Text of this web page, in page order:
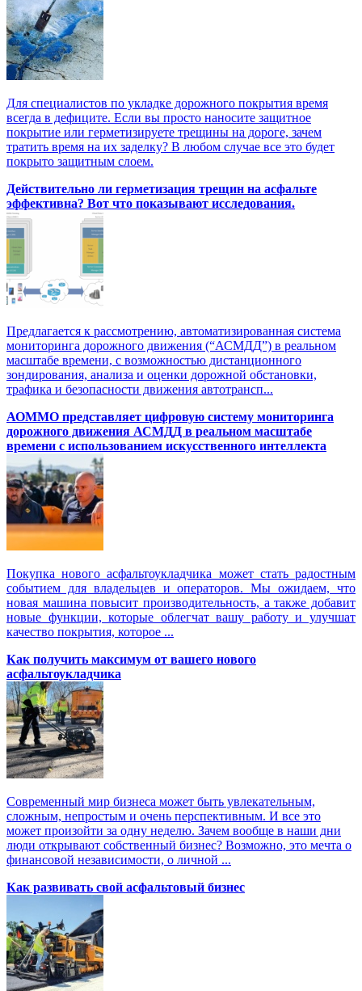
Для специалистов по укладке дорожного покрытия время
всегда в дефиците. Если вы просто наносите защитное
покрытие или герметизируете трещины на дороге, зачем
тратить время на их заделку? В любом случае все это будет
покрыто защитным слоем.
Действительно ли герметизация трещин на асфальте
эффективна? Вот что показывают исследования.
Предлагается к рассмотрению, автоматизированная система
мониторинга дорожного движения (“АСМДД”) в реальном
масштабе времени, с возможностью дистанционного
зондирования, анализа и оценки дорожной обстановки,
трафика и безопасности движения автотрансп...
АОММО представляет цифровую cистему мониторинга
дорожного движения АСМДД в реальном масштабе
времени с использованием искусственного интеллекта
Покупка нового асфальтоукладчика может стать радостным
событием для владельцев и операторов. Мы ожидаем, что
новая машина повысит производительность, а также добавит
новые функции, которые облегчат вашу работу и улучшат
качество покрытия, которое ...
Как получить максимум от вашего нового
асфальтоукладчика
Современный мир бизнеса может быть увлекательным,
сложным, непростым и очень перспективным. И все это
может произойти за одну неделю. Зачем вообще в наши дни
люди открывают собственный бизнес? Возможно, это мечта о
финансовой независимости, о личной ...
Как развивать свой асфальтовый бизнес